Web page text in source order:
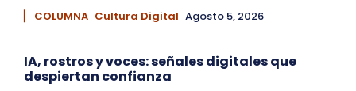
▏ COLUMNA Cultura Digital Agosto 5, 2026
IA, rostros y voces: señales digitales que
despiertan confianza